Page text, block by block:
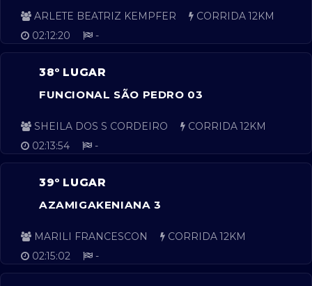
ARLETE BEATRIZ KEMPFER
CORRIDA 12KM
02:12:20
-
38º LUGAR
FUNCIONAL SÃO PEDRO 03
SHEILA DOS S CORDEIRO
CORRIDA 12KM
02:13:54
-
39º LUGAR
AZAMIGAKENIANA 3
MARILI FRANCESCON
CORRIDA 12KM
02:15:02
-